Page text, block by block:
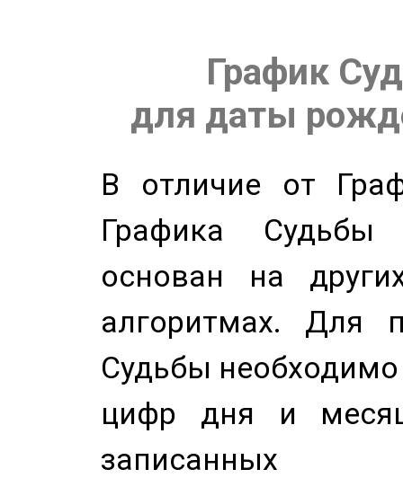
График
для даты
В отличие от
Графика
основан на
алгоритмах. Для
Судьбы
цифр дня и
записанных